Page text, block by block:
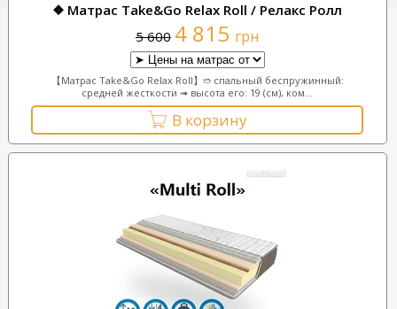
❖ Матрас Take&Go Relax Roll / Релакс Ролл
5 600 4 815 грн
【Матрас Take&Go Relax Roll】➱ спальный беспружинный:
средней жесткости ➟ высота его: 19 (см), ком...
В корзину